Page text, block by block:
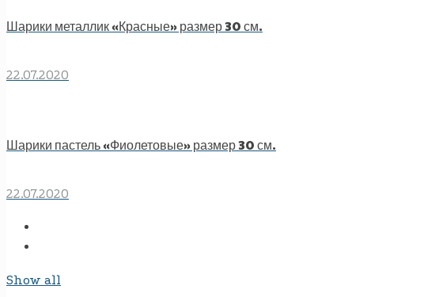
Шарики металлик «Красные» размер 30 см.
22.07.2020
Шарики пастель «Фиолетовые» размер 30 см.
22.07.2020
Show all